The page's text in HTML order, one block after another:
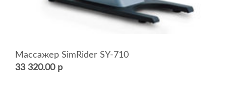
Массажер SimRider SY-710
33 320.00 р